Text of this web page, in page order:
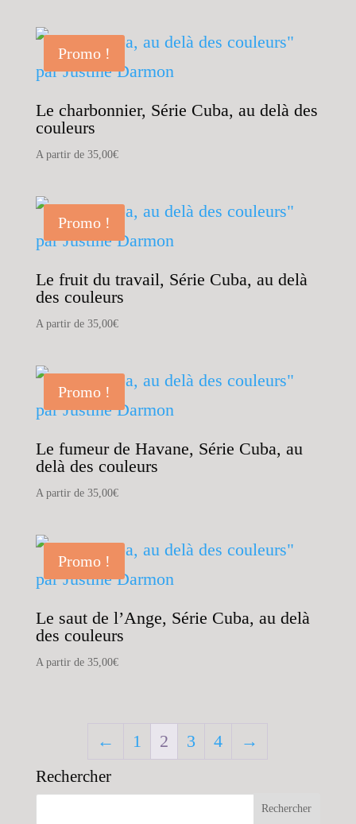
Promo !
Le charbonnier, Série Cuba, au delà des
couleurs
A partir de 35,00€
Promo !
Le fruit du travail, Série Cuba, au delà
des couleurs
A partir de 35,00€
Promo !
Le fumeur de Havane, Série Cuba, au
delà des couleurs
A partir de 35,00€
Promo !
Le saut de l’Ange, Série Cuba, au delà
des couleurs
A partir de 35,00€
← 1 2 3 4 →
Rechercher